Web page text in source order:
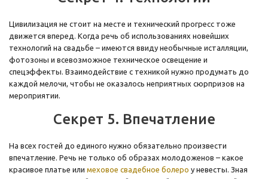
Цивилизация не стоит на месте и технический прогресс тоже
движется вперед. Когда речь об использованиях новейших
технологий на свадьбе – имеются ввиду необычные исталляции,
фотозоны и всевозможное техническое освещение и
спецэффекты. Взаимодействие с техникой нужно продумать до
каждой мелочи, чтобы не оказалось неприятных сюрпризов на
мероприятии.
Секрет 5. Впечатление
На всех гостей до единого нужно обязательно произвести
впечатление. Речь не только об образах молодоженов – какое
красивое платье или меховое свадебное болеро у невесты. Зная